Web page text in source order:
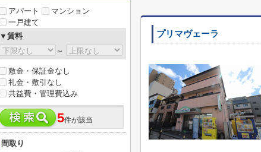
プリマヴェーラ
アパート
マンション
一戸建て
▼賃料
～
敷金・保証金なし
礼金・敷引なし
共益費・管理費込み
5件が該当
間取り